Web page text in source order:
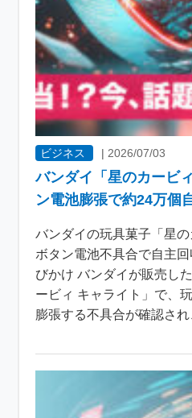
ビジネス |2026/07/03
バンダイ「星のカービ
ン電池膨張で約24万個
バンダイの玩具菓子「星の
ボタン電池不具合で自主
びかけ バンダイが販売し
ービィ キャライト」で、
膨張する不具合が確認さ